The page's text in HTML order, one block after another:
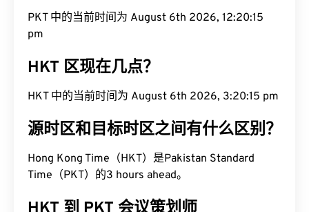
PKT 中的当前时间为 August 6th 2026, 12:20:16
pm
HKT 区现在几点？
HKT 中的当前时间为 August 6th 2026, 3:20:16 pm
源时区和目标时区之间有什么区别？
Hong Kong Time（HKT）是Pakistan Standard
Time（PKT）的3 hours ahead。